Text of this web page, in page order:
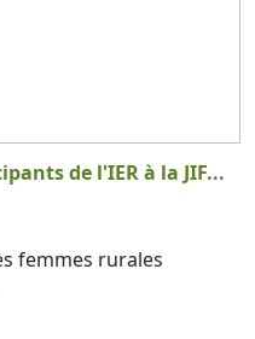
de l'IER à la JIF...
femmes rurales